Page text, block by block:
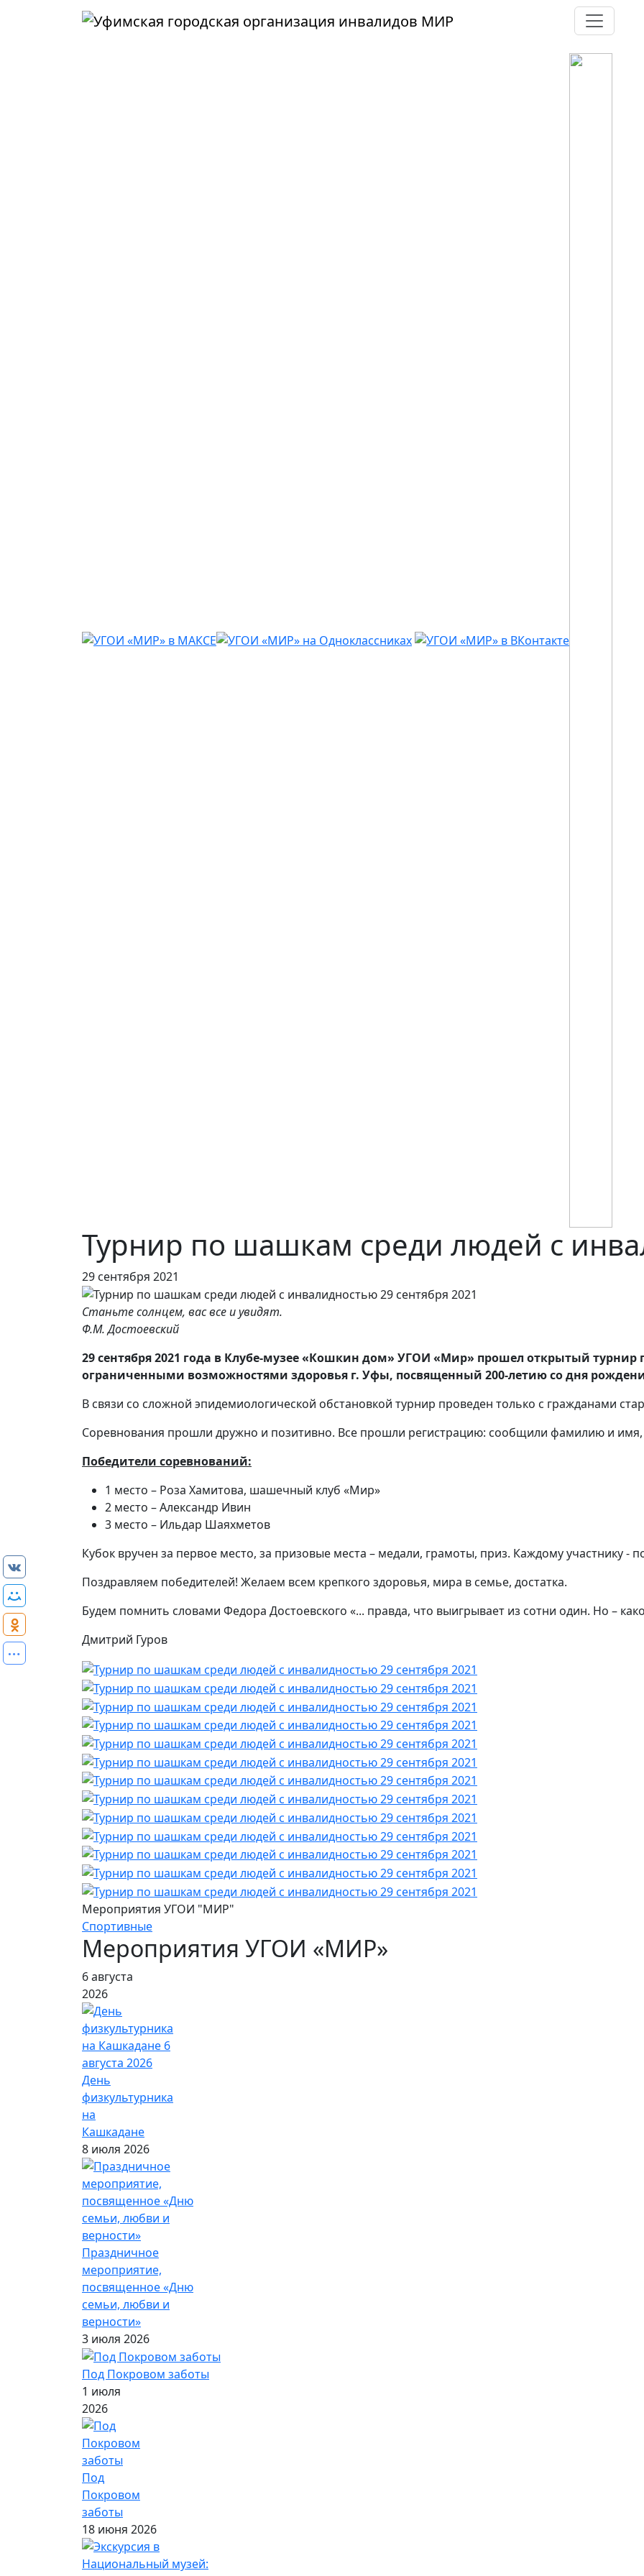
Перейти к основному содержанию
Турнир по шашкам среди людей с
29 сентября 2021
Станьте солнцем, вас все и увидят.
Ф.М. Достоевский
29 сентября 2021 года в Клубе-музее «Кошкин дом» УГОИ «Мир» прошел открытый
ограниченными возможностями здоровья г. Уфы, посвященный 200-летию со дня
В связи со сложной эпидемиологической обстановкой турнир проведен только с гражданами
Соревнования прошли дружно и позитивно. Все прошли регистрацию: сообщили фамилию и имя,
Победители соревнований:
1 место – Роза Хамитова, шашечный клуб «Мир»
2 место – Александр Ивин
3 место – Ильдар Шаяхметов
Кубок вручен за первое место, за призовые места – медали, грамоты, приз. Каждому участнику -
Поздравляем победителей! Желаем всем крепкого здоровья, мира в семье, достатка.
Будем помнить словами Федора Достоевского «... правда, что выигрывает из сотни один. Но –
Дмитрий Гуров
Мероприятия УГОИ "МИР"
Спортивные
Мероприятия УГОИ «МИР»
6 августа
2026
День
физкультурника
на
Кашкадане
8 июля 2026
Праздничное
мероприятие,
посвященное «Дню
семьи, любви и
верности»
3 июля 2026
Под Покровом заботы
1 июля
2026
Под
Покровом
заботы
18 июня 2026